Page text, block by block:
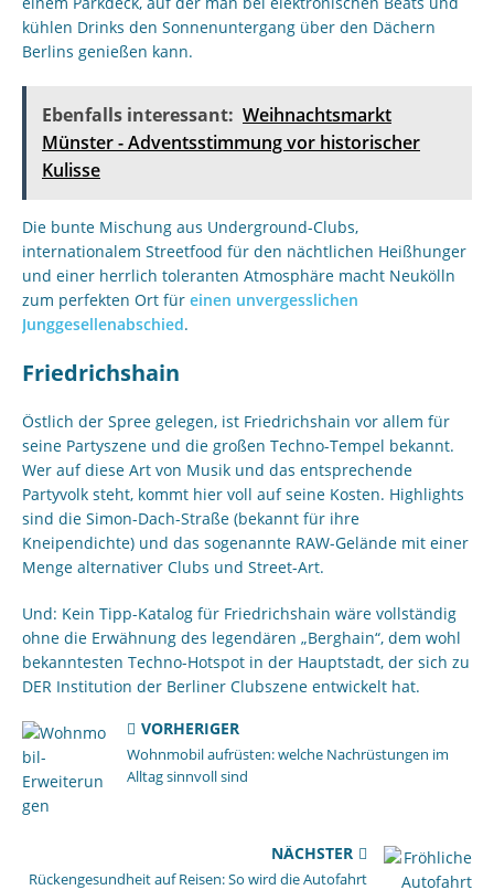
kühlen Drinks den Sonnenuntergang über den Dächern
Berlins genießen kann.
Ebenfalls interessant: Weihnachtsmarkt
Münster - Adventsstimmung vor historischer
Kulisse
Die bunte Mischung aus Underground-Clubs,
internationalem Streetfood für den nächtlichen Heißhunger
und einer herrlich toleranten Atmosphäre macht Neukölln
zum perfekten Ort für einen unvergesslichen
Junggesellenabschied.
Friedrichshain
Östlich der Spree gelegen, ist Friedrichshain vor allem für
seine Partyszene und die großen Techno-Tempel bekannt.
Wer auf diese Art von Musik und das entsprechende
Partyvolk steht, kommt hier voll auf seine Kosten. Highlights
sind die Simon-Dach-Straße (bekannt für ihre
Kneipendichte) und das sogenannte RAW-Gelände mit einer
Menge alternativer Clubs und Street-Art.
Und: Kein Tipp-Katalog für Friedrichshain wäre vollständig
ohne die Erwähnung des legendären „Berghain“, dem wohl
bekanntesten Techno-Hotspot in der Hauptstadt, der sich zu
DER Institution der Berliner Clubszene entwickelt hat.
VORHERIGER
Wohnmobil aufrüsten: welche Nachrüstungen im
Alltag sinnvoll sind
NÄCHSTER
Rückengesundheit auf Reisen: So wird die Autofahrt